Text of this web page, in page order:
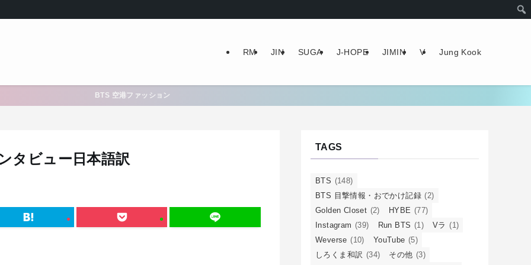
RM JIN SUGA J-HOPE JIMIN V Jung Kook
BTS 空港ファッション
タビュー日本語訳
TAGS
BTS (148)
BTS 目撃情報・おでかけ記録 (2)
Golden Closet (2) HYBE (77)
Instagram (39) Run BTS (1) Vラ (1)
Weverse (10) YouTube (5)
しろくま和訳 (34) その他 (3)